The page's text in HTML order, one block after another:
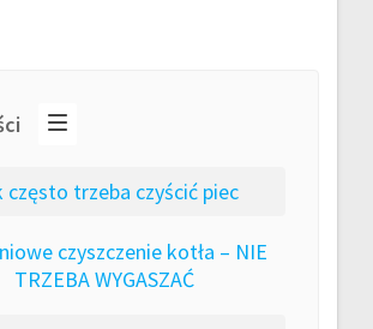
często trzeba czyścić piec
czyszczenie kotła – NIE
TRZEBA WYGASZAĆ